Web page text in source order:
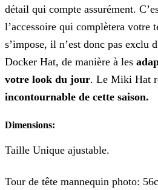
détail qui compte assurément.
l’accessoire qui complètera votre
s’impose, il n’est donc pas exclu
Docker Hat, de manière à les
votre look du jour. Le Miki Hat
incontournable de cette saison.
Dimensions:
Taille Unique ajustable.
Tour de tête mannequin photo: